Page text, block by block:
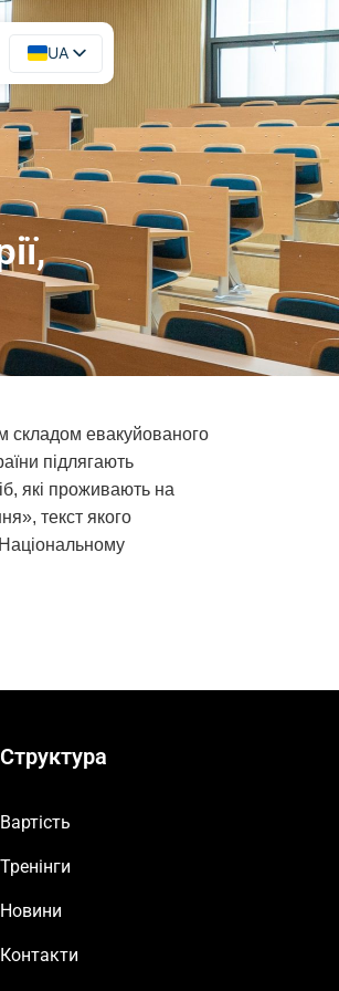
UA
EN
складом евакуйованого
підлягають
які проживають на
текст якого
Національному
Структура
Вартість
Тренінги
Новини
Контакти